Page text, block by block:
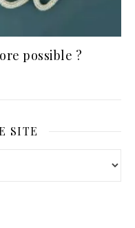
possible ?
SITE